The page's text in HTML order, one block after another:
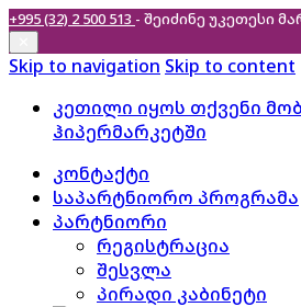
+995 (32) 2 500 513 - შეიძინე უკეთესი
Skip to navigation Skip to content
კეთილი იყოს თქვენი
ჰიპერმარკეტში
კონტაქტი
საპარტნიორო პროგრამა
პარტნიორი
რეგისტრაცია
შესვლა
პირადი კაბინეტი